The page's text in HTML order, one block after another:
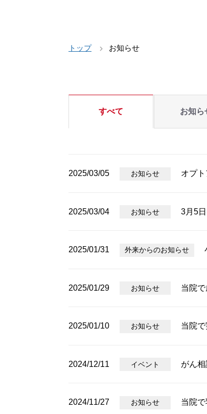
トップ お知らせ
すべて お知ら
2025/03/05 お知らせ オプ
2025/03/04 お知らせ 3月5
2025/01/31 外来からのお知らせ
2025/01/29 お知らせ 当院
2025/01/10 お知らせ 当院
2024/12/11 イベント がん
2024/11/27 お知らせ 当院